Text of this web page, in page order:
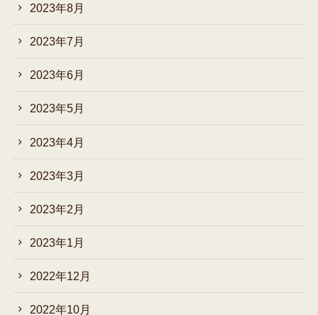
2023年8月
2023年7月
2023年6月
2023年5月
2023年4月
2023年3月
2023年2月
2023年1月
2022年12月
2022年10月